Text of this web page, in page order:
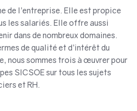
de l’entreprise. Elle est propice
les salariés. Elle offre aussi
dans de nombreux domaines.
de qualité et d’intérêt du
nous sommes trois à œuvrer pour
SICSOE sur tous les sujets
et RH.